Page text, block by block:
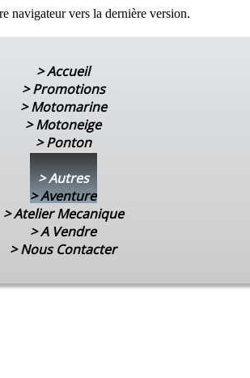
navigateur vers la dernière version.
>Accueil
> Promotions
> Motomarine
> Motoneige
> Ponton
>FlyBoard
>Autres
>Aventure
> Atelier Mecanique
>A Vendre
> Nous Contacter